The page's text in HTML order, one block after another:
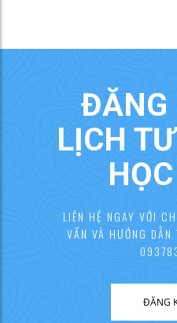
ĐĂNG
LỊCH
LIÊN HỆ NGAY VỚI
VẤN VÀ HƯỚNG DẪN
ĐĂNG